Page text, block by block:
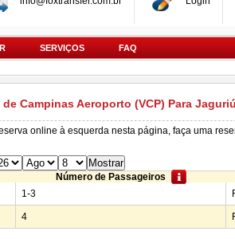
SERVIÇOS FAQ
Campinas Aeroporto (VCP) Para
online à esquerda nesta página, faça uma
Número de Passageiros
1-3
4